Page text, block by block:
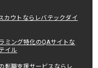
カウトならレバテックダイ
ミング特化のQAサイトな
イル
転職支援サービスならレ